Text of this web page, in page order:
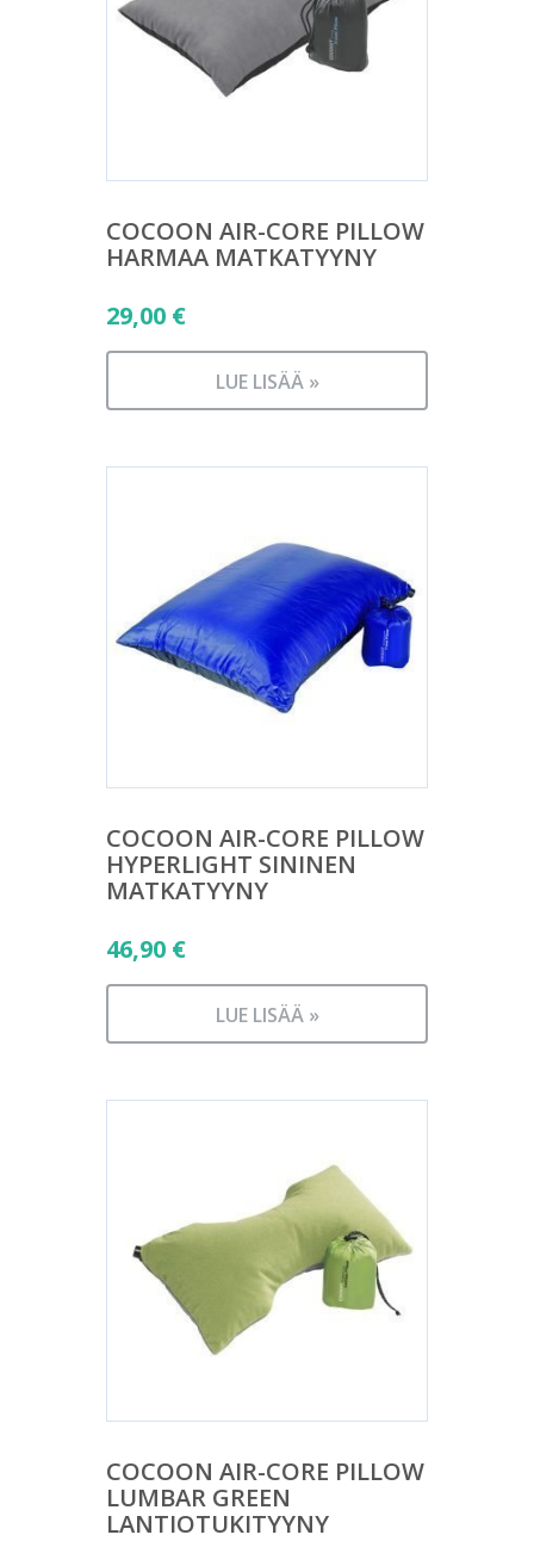
COCOON AIR-CORE PILLOW
HARMAA MATKATYYNY
29,00 €
LUE LISÄÄ »
COCOON AIR-CORE PILLOW
HYPERLIGHT SININEN
MATKATYYNY
46,90 €
LUE LISÄÄ »
COCOON AIR-CORE PILLOW
LUMBAR GREEN
LANTIOTUKITYYNY